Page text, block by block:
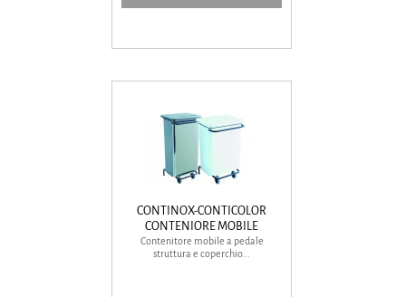
CONTINOX-CONTICOLOR
CONTENIORE MOBILE
Contenitore mobile a pedale
struttura e coperchio...